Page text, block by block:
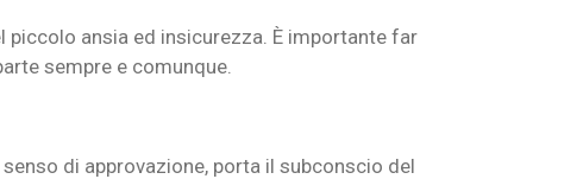
piccolo ansia ed insicurezza. È importante far
sempre e comunque.
di approvazione, porta il subconscio del